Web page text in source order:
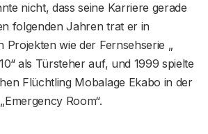
nicht, dass seine Karriere gerade
folgenden Jahren trat er in
Projekten wie der Fernsehserie „
als Türsteher auf, und 1999 spielte
Flüchtling Mobalage Ekabo in der
Room“.